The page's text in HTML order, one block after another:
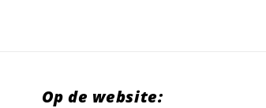
Op de website: